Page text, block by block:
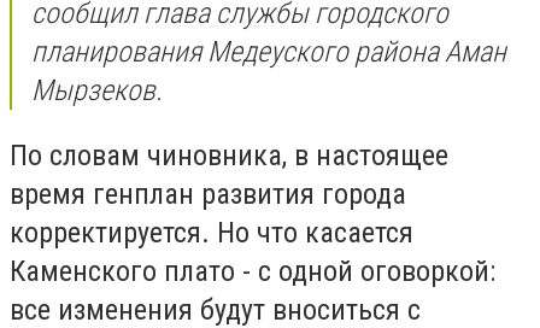
сообщил глава службы городского
планирования Медеуского района Аман
Мырзеков.
По словам чиновника, в настоящее
время генплан развития города
корректируется. Но что касается
Каменского плато - с одной оговоркой:
все изменения будут вноситься с